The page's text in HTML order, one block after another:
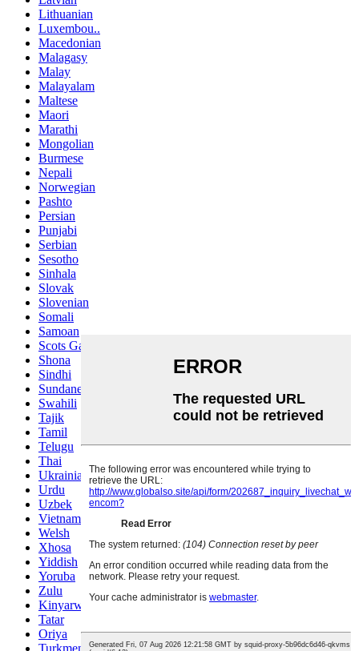
Lithuanian
Luxembou..
Macedonian
Malagasy
Malay
Malayalam
Maltese
Maori
Marathi
Mongolian
Burmese
Nepali
Norwegian
Pashto
Persian
Punjabi
Serbian
Sesotho
Sinhala
Slovak
Slovenian
Somali
Samoan
Scots Gaelic
Shona
Sindhi
Sundanese
Swahili
Tajik
Tamil
Telugu
Thai
Ukrainian
Urdu
Uzbek
Vietnamese
Welsh
Xhosa
Yiddish
Yoruba
Zulu
Kinyarwanda
Tatar
Oriya